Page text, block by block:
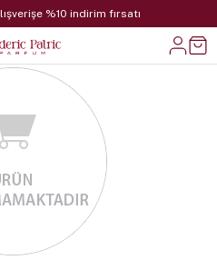
%10 indirim fırsatı